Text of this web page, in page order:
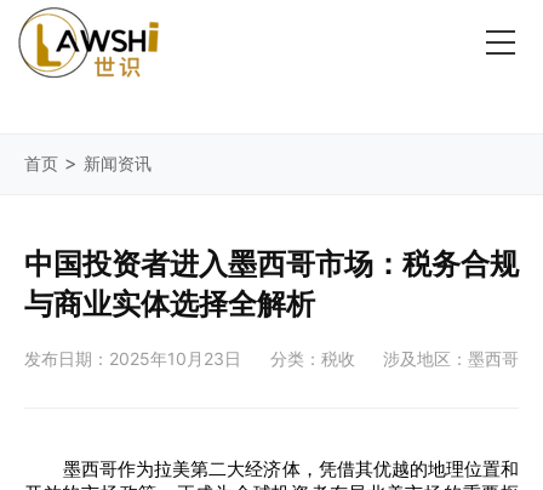
首页 > 新闻资讯
中国投资者进入墨西哥市场：税务合规
与商业实体选择全解析
发布日期：2025年10月23日 分类：税收 涉及地区：墨西哥
墨西哥作为拉美第二大经济体，凭借其优越的地理位置和